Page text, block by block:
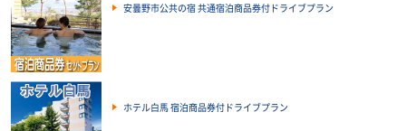
安曇野市公共の宿 共通宿泊商品券付ドライブプラン
ホテル白馬 宿泊商品券付ドライブプラン